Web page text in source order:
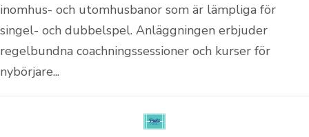
inomhus- och utomhusbanor som är lämpliga för
singel- och dubbelspel. Anläggningen erbjuder
regelbundna coachningssessioner och kurser för
nybörjare...